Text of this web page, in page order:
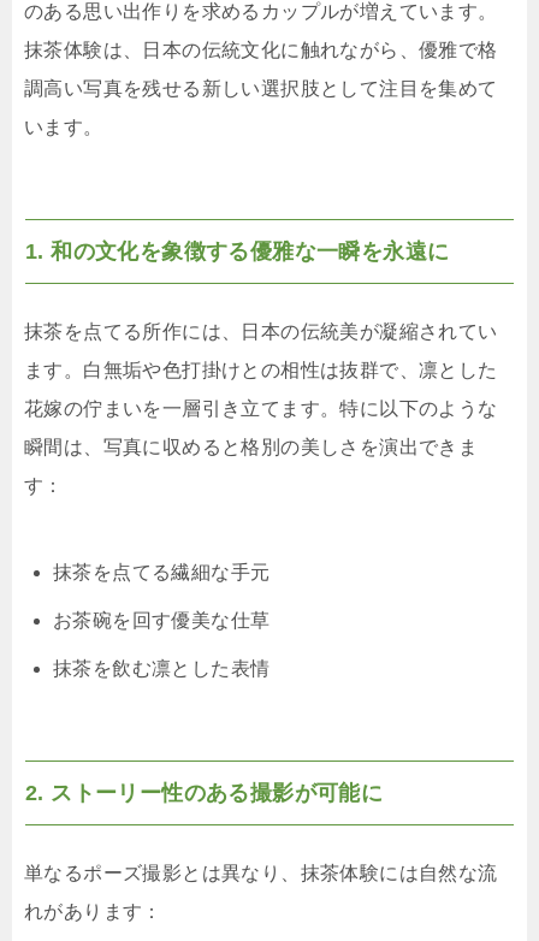
のある思い出作りを求めるカップルが増えています。
抹茶体験は、日本の伝統文化に触れながら、優雅で格
調高い写真を残せる新しい選択肢として注目を集めて
います。
1. 和の文化を象徴する優雅な一瞬を永遠に
抹茶を点てる所作には、日本の伝統美が凝縮されてい
ます。白無垢や色打掛けとの相性は抜群で、凛とした
花嫁の佇まいを一層引き立てます。特に以下のような
瞬間は、写真に収めると格別の美しさを演出できま
す：
抹茶を点てる繊細な手元
お茶碗を回す優美な仕草
抹茶を飲む凛とした表情
2. ストーリー性のある撮影が可能に
単なるポーズ撮影とは異なり、抹茶体験には自然な流
れがあります：